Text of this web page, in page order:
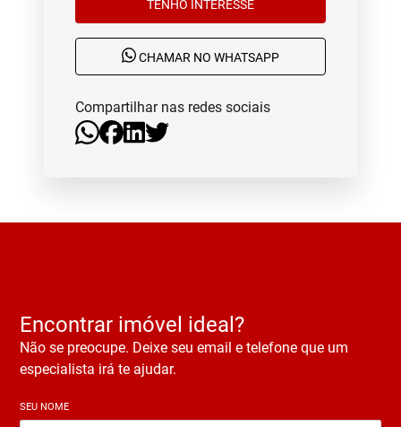
TENHO INTERESSE
CHAMAR NO WHATSAPP
Compartilhar nas redes sociais
Encontrar imóvel ideal?
Não se preocupe. Deixe seu email e telefone que um
especialista irá te ajudar.
SEU NOME